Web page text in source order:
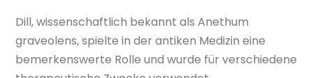
Dill, wissenschaftlich bekannt als Anethum
graveolens, spielte in der antiken Medizin eine
bemerkenswerte Rolle und wurde für verschiedene